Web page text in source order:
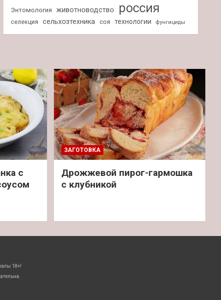
Энтомология животноводство россия
селекция сельхозтехника соя технологии фунгициды
с
ЗАГОТОВКА
Дрожжевой пирог-гармошка
с клубникой
18+!